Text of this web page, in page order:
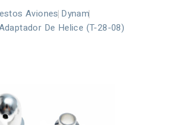
Aviones Dynam
De Helice (T-28-08)